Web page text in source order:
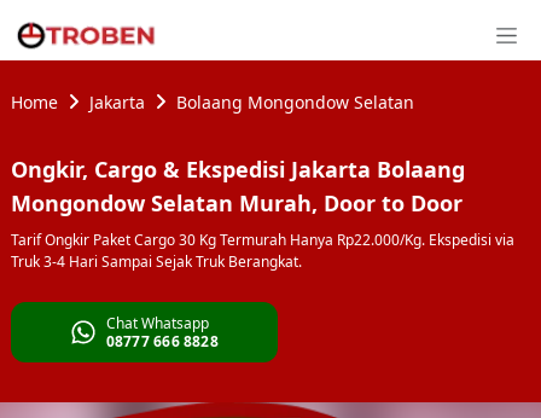
Home Jakarta Bolaang Mongondow Selatan
Ongkir, Cargo & Ekspedisi Jakarta Bolaang
Mongondow Selatan Murah, Door to Door
Tarif Ongkir Paket Cargo 30 Kg Termurah Hanya Rp22.000/Kg. Ekspedisi via
Truk 3-4 Hari Sampai Sejak Truk Berangkat.
Chat Whatsapp
08777 666 8828